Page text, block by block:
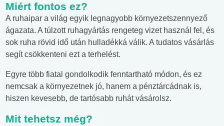
Miért fontos ez?
A ruhaipar a világ egyik legnagyobb környezetszennyező
ágazata. A túlzott ruhagyártás rengeteg vizet használ fel, és
sok ruha rövid idő után hulladékká válik. A tudatos vásárlás
segít csökkenteni ezt a terhelést.
Egyre több fiatal gondolkodik fenntartható módon, és ez
nemcsak a környezetnek jó, hanem a pénztárcádnak is,
hiszen kevesebb, de tartósabb ruhát vásárolsz.
Mit tehetsz még?